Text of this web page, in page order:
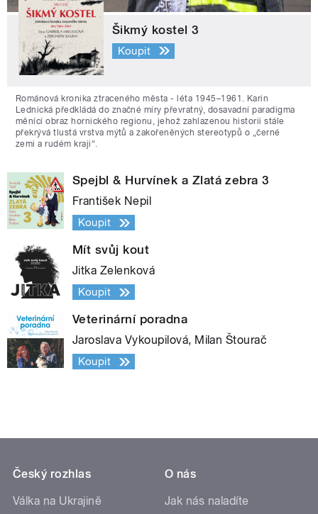
Šikmý kostel 3
Koupit
Románová kronika ztraceného města - léta 1945–1961. Karin
Lednická předkládá do značné míry převratný, dosavadní paradigma
měnící obraz hornického regionu, jehož zahlazenou historii stále
překrývá tlustá vrstva mýtů a zakořeněných stereotypů o „černé
zemi a rudém kraji“.
Spejbl & Hurvínek a Zlatá zebra 3
František Nepil
Koupit
Mít svůj kout
Jitka Zelenková
Koupit
Veterinární poradna
Jaroslava Vykoupilová, Milan Štourač
Koupit
Český rozhlas
Válka na Ukrajině
O nás
Jak nás naladíte